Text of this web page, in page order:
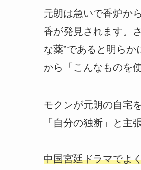
元朗は急いで香炉か
香が発見されます。
な薬”であると明ら
から「こんなものを
モクンが元朗の自宅
「自分の独断」と主
中国宮廷ドラマでよ